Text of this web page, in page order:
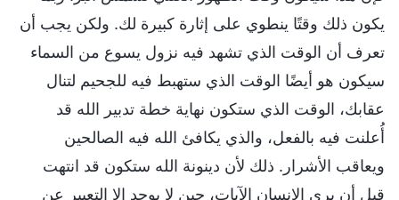
يكون ذلك وقتًا ينطوي على إثارة كبيرة لك. ولكن يجب أن
تعرف أن الوقت الذي تشهد فيه نزول يسوع من السماء
سيكون هو أيضًا الوقت الذي ستهبط فيه للجحيم لتنال
عقابك، الوقت الذي ستكون نهاية خطة تدبير الله قد
أُعلنت فيه بالفعل، والذي يكافئ الله فيه الصالحين
ويعاقب الأشرار. ذلك لأن دينونة الله ستكون قد انتهت
قبل أن يرى الإنسان الآيات، حين لا يوجد إلا التعبير عن